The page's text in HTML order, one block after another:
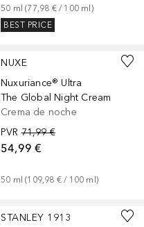
50 ml (77,98 € / 100 ml )
BEST PRICE
NUXE
Nuxuriance® Ultra
The Global Night Cream
Crema de noche
PVR 71,99 €
54,99 €
50 ml (109,98 € / 100 ml )
STANLEY 1913
+ 25 Patrocinado